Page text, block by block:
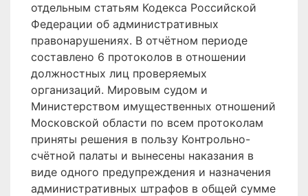
отдельным статьям Кодекса Российской
Федерации об административных
правонарушениях. В отчётном периоде
составлено 6 протоколов в отношении
должностных лиц проверяемых
организаций. Мировым судом и
Министерством имущественных отношений
Московской области по всем протоколам
приняты решения в пользу Контрольно-
счётной палаты и вынесены наказания в
виде одного предупреждения и назначения
административных штрафов в общей сумме